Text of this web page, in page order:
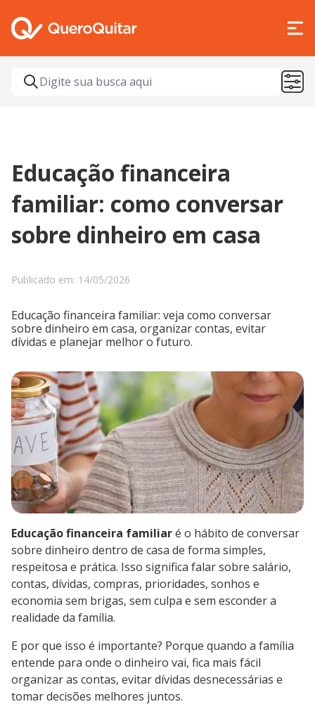
Educação financeira
familiar: como conversar
sobre dinheiro em casa
Publicado em: 14/05/2026
Educação financeira familiar: veja como conversar
sobre dinheiro em casa, organizar contas, evitar
dívidas e planejar melhor o futuro.
Educação financeira familiaré o hábito de conversar
sobre dinheiro dentro de casa de forma simples,
respeitosa e prática. Isso significa falar sobre salário,
contas, dívidas, compras, prioridades, sonhos e
economia sem brigas, sem culpa e sem esconder a
realidade da família.
E por que isso é importante? Porque quando a família
entende para onde o dinheiro vai, fica mais fácil
organizar as contas, evitar dívidas desnecessárias e
tomar decisões melhores juntos.